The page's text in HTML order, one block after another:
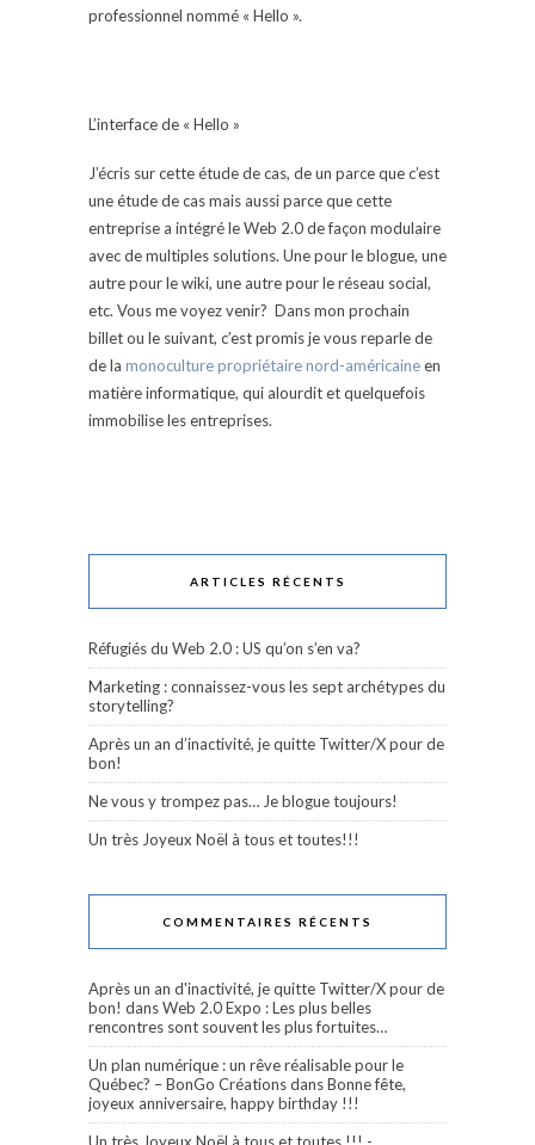
professionnel nommé « Hello ».
L’interface de « Hello »
J’écris sur cette étude de cas, de un parce que c’est
une étude de cas mais aussi parce que cette
entreprise a intégré le Web 2.0 de façon modulaire
avec de multiples solutions. Une pour le blogue, une
autre pour le wiki, une autre pour le réseau social,
etc. Vous me voyez venir? Dans mon prochain
billet ou le suivant, c’est promis je vous reparle de
de la monoculture propriétaire nord-américaineen
matière informatique, qui alourdit et quelquefois
immobilise les entreprises.
ARTICLES RÉCENTS
Réfugiés du Web 2.0 : US qu’on s’en va?
Marketing : connaissez-vous les sept archétypes du
storytelling?
Après un an d’inactivité, je quitte Twitter/X pour de
bon!
Ne vous y trompez pas… Je blogue toujours!
Un très Joyeux Noël à tous et toutes!!!
COMMENTAIRES RÉCENTS
Après un an d'inactivité, je quitte Twitter/X pour de
bon! dansWeb 2.0 Expo : Les plus belles
rencontres sont souvent les plus fortuites…
Un plan numérique : un rêve réalisable pour le
Québec? – BonGo CréationsdansBonne fête,
joyeux anniversaire, happy birthday !!!